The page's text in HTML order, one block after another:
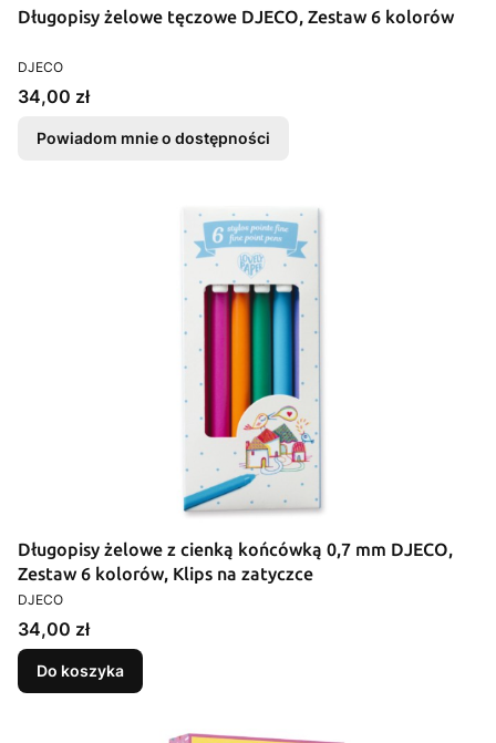
Długopisy żelowe tęczowe DJECO, Zestaw 6 kolorów
PRODUCENT
DJECO
Cena
34,00 zł
Powiadom mnie o dostępności
Długopisy żelowe z cienką końcówką 0,7 mm DJECO,
Zestaw 6 kolorów, Klips na zatyczce
PRODUCENT
DJECO
Cena
34,00 zł
Do koszyka